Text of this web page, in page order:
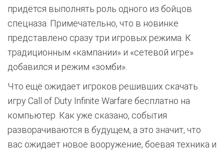
придётся выполнять роль одного из бойцов
спецназа. Примечательно, что в новинке
представлено сразу три игровых режима. К
традиционным «кампании» и «сетевой игре»
добавился и режим «зомби».
Что ещё ожидает игроков решивших скачать
игру Call of Duty Infinite Warfare бесплатно на
компьютер. Как уже сказано, события
разворачиваются в будущем, а это значит, что
вас ожидает новое вооружение, боевая техника и